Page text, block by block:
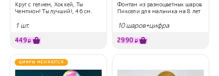
Круг с гелием, Хоккей, Ты
Чемпион! Ты лучший!, 46 см.
1 шт.
449₽
Фонтан из разноцветных шаров
Пиксели для мальчика на 8 лет
10 шаров+цифра
2990 ₽
ЦИФРЫ МЕНЯЮТСЯ